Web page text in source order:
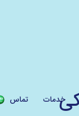
خدمات تماس